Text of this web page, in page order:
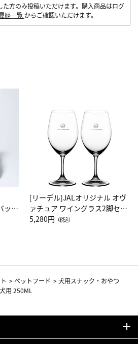
た方のみ投稿いただけます。購入商品はログ
歴一覧 からご確認いただけます。
ッグ
ス
[リーデル]JALオリジナル オヴ
ァチュア ワイングラス2脚セッ
ト（レッドワイン）
5,280円 （税込）
>ペットフード >犬用スナック・おやつ
用 250ML